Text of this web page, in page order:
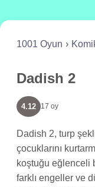
1001 Oyun
Dadish 2
4.12 17 oy
Dadish 2, turp
çocuklarını
koştuğu eğlenceli
farklı engeller ve